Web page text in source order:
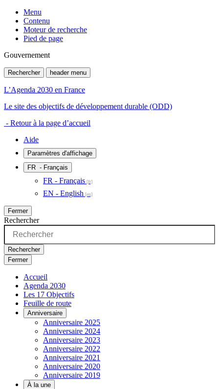
Menu
Contenu
Moteur de recherche
Pied de page
Gouvernement
Rechercher header menu
L’Agenda 2030 en France
Le site des objectifs de développement durable (ODD)
- Retour à la page d’accueil
Aide
Paramètres d'affichage
FR - Français
FR - Français
EN - English
Fermer
Rechercher
Rechercher
Fermer
Accueil
Agenda 2030
Les 17 Objectifs
Feuille de route
Anniversaire
Anniversaire 2025
Anniversaire 2024
Anniversaire 2023
Anniversaire 2022
Anniversaire 2021
Anniversaire 2020
Anniversaire 2019
À la une